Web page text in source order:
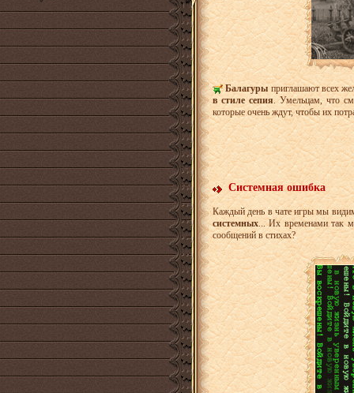
Балагуры приглашают всех
в стиле сепия. Умельцам, что
которые очень ждут, чтобы их
Системная ошибка
Каждый день в чате игры мы
системных... Их временами так
сообщений в стихах?